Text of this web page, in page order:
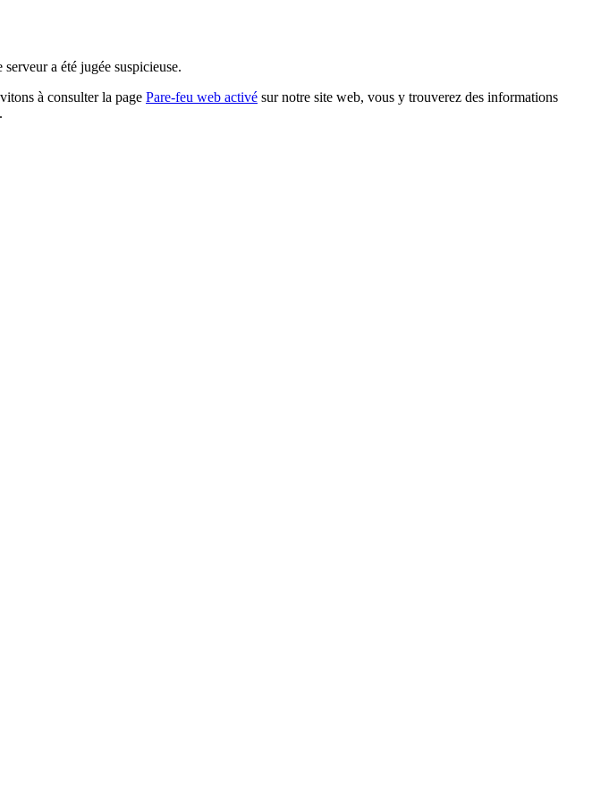
a été jugée suspicieuse.
à consulter la page Pare-feu web activé sur notre site web, vous y trouverez des informations